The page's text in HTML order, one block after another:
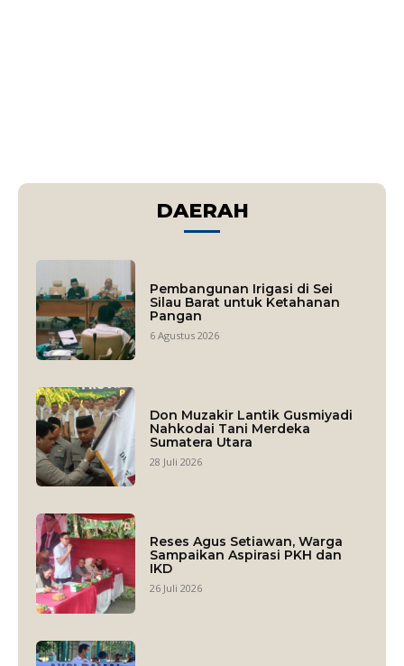
DAERAH
Pembangunan Irigasi di Sei
Silau Barat untuk Ketahanan
Pangan
6 Agustus 2026
Don Muzakir Lantik Gusmiyadi
Nahkodai Tani Merdeka
Sumatera Utara
28 Juli 2026
Reses Agus Setiawan, Warga
Sampaikan Aspirasi PKH dan
IKD
26 Juli 2026